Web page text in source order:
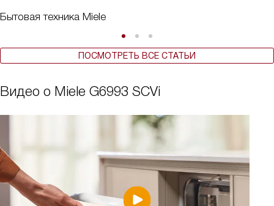
Бытовая техника Miele
ПОСМОТРЕТЬ ВСЕ СТАТЬИ
Видео о Miele G6993 SCVi